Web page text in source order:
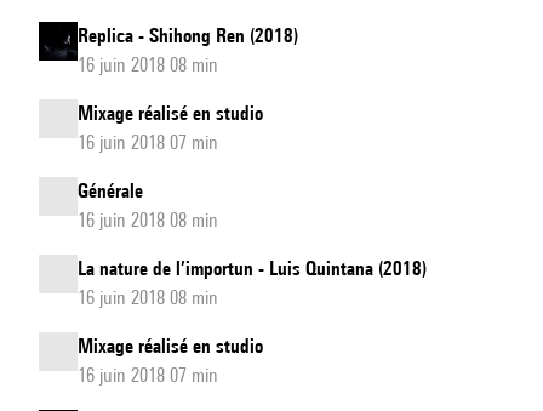
Replica - Shihong Ren (2018)
16 juin 2018 08 min
Mixage réalisé en studio
16 juin 2018 07 min
Générale
16 juin 2018 08 min
La nature de l’importun - Luis Quintana (2018)
16 juin 2018 08 min
Mixage réalisé en studio
16 juin 2018 07 min